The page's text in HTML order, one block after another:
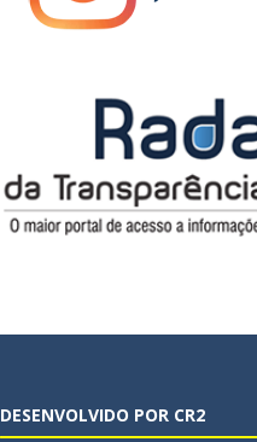
DESENVOLVIDO POR CR2